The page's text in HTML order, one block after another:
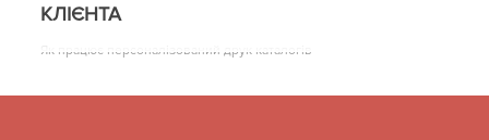
КЛІЄНТА
Як працює персоналізований друк каталогів